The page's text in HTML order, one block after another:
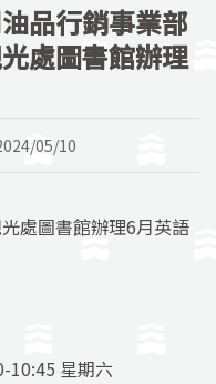
品行銷事業部
處圖書館辦理
05/10
處圖書館辦理6月英語
10:45 星期六